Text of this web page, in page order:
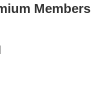
Members